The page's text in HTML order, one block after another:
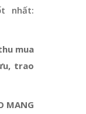
nhất:
mua
trao
MANG